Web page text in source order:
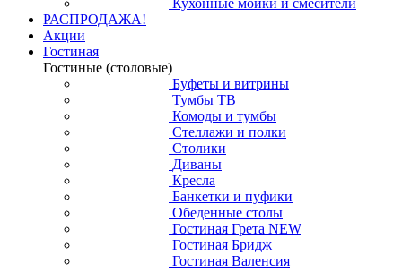
РАСПРОДАЖА!
Акции
Гостиная
Гостиные (столовые)
Буфеты и витрины
Тумбы ТВ
Комоды и тумбы
Стеллажи и полки
Столики
Диваны
Кресла
Банкетки и пуфики
Обеденные столы
Гостиная Грета NEW
Гостиная Бридж
Гостиная Валенсия